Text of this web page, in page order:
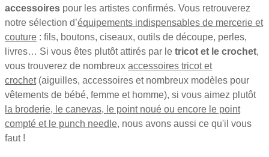
accessoires pour les artistes confirmés. Vous retrouverez
notre sélection d’équipements indispensables de mercerie et
couture : fils, boutons, ciseaux, outils de découpe, perles,
livres… Si vous êtes plutôt attirés par le tricot et le crochet,
vous trouverez de nombreux accessoires tricot et
crochet(aiguilles, accessoires et nombreux modèles pour
vêtements de bébé, femme et homme), si vous aimez plutôt
la broderie, le canevas, le point noué ou encore le point
compté et le punch needle, nous avons aussi ce qu'il vous
faut !